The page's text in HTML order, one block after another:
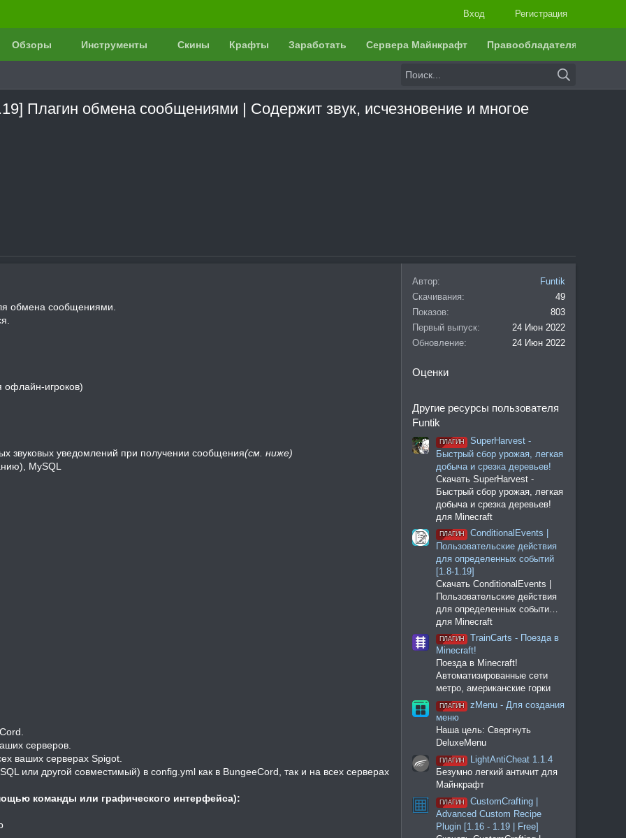
Вход Регистрация
Обзоры Инструменты Скины Крафты Заработать Сервера Майнкрафт Правообладателям
Плагин обмена сообщениями | Содержит звук, исчезновение и многое
обмена сообщениями.
офлайн-игроков)
звуковых уведомлений при получении сообщения(см. ниже)
MySQL
серверов.
ваших серверах Spigot.
или другой совместимый) в config.yml как в BungeeCord, так и на всех серверах
команды или графического интерфейса):
Автор
Funtik
Скачивания
49
Показов
803
Первый выпуск
24 Июн 2022
Обновление
24 Июн 2022
Оценки
Другие ресурсы пользователя
Funtik
ПЛАГИН
SuperHarvest -
Быстрый сбор урожая, легкая
добыча и срезка деревьев!
Скачать SuperHarvest -
Быстрый сбор урожая, легкая
добыча и срезка деревьев!
для Minecraft
ПЛАГИН
ConditionalEvents |
Пользовательские действия
для определенных событий
[1.8-1.19]
Скачать ConditionalEvents |
Пользовательские действия
для определенных событи…
для Minecraft
ПЛАГИН
TrainCarts - Поезда в
Minecraft!
Поезда в Minecraft!
Автоматизированные сети
метро, американские горки
ПЛАГИН
zMenu - Для создания
меню
Наша цель: Свергнуть
DeluxeMenu
ПЛАГИН
LightAntiCheat 1.1.4
Безумно легкий античит для
Майнкрафт
ПЛАГИН
CustomCrafting |
Advanced Custom Recipe
Plugin [1.16 - 1.19 | Free]